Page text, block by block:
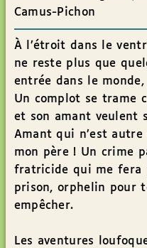
Camus-Pichon
À l’étroit dans le
ne reste plus que
entrée dans le
Un complot se trame
et son amant veulent
Amant qui n’est
mon père ! Un crime
fratricide qui me fera
prison, orphelin pour
empêcher.
Les aventures